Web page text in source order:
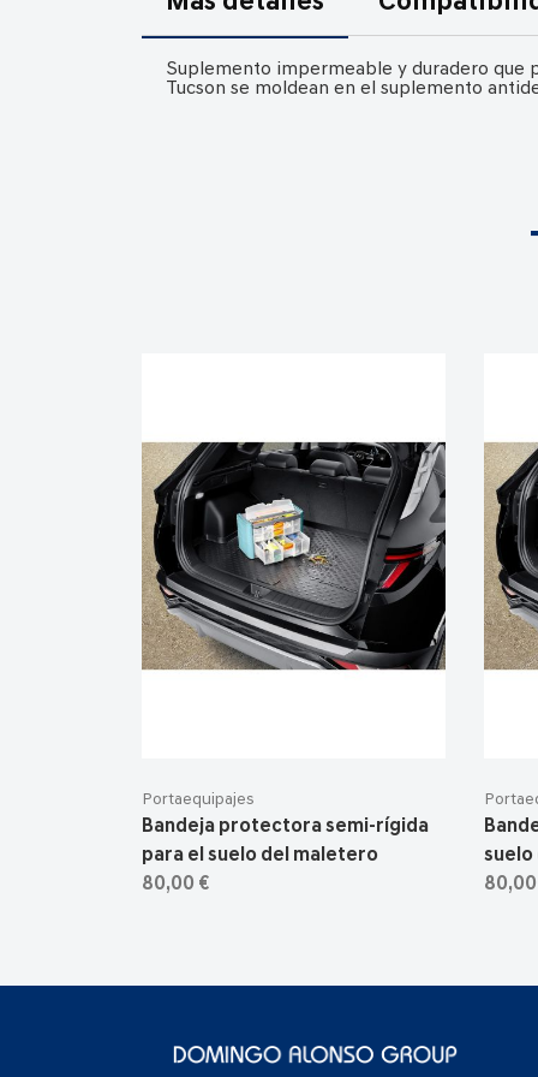
galería
Suplemento impermeable y duradero que
Tucson se moldean en el suplemento
Portaequipajes
Bandeja protectora semi-rígida
para el suelo del maletero
80,00 €
suelo
80,00